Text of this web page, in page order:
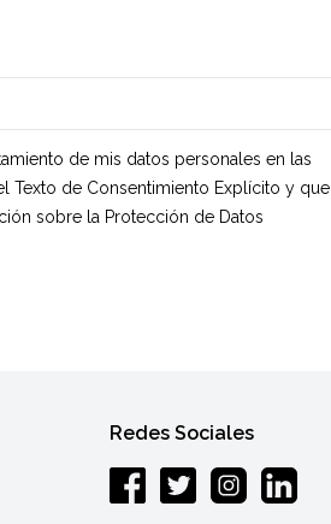
de mis datos personales en las
Texto de Consentimiento Explícito y que
sobre la Protección de Datos
Redes Sociales